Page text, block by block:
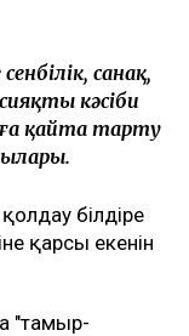
санақ,
кәсіби
қайта тарту
білдіре
қарсы екенін
"тамыр-